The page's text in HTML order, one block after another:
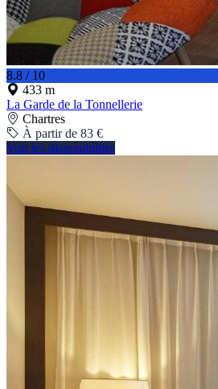
8.8 / 10
433 m
La Garde de la Tonnellerie
Chartres
À partir de 83 €
Voir les disponibilités